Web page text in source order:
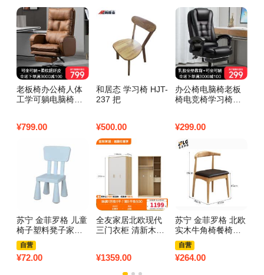
老板椅办公椅人体
工学可躺电脑椅子
椅 【琥珀色】耐磨
¥799.00
和居态 学习椅 HJT-
237 把
¥500.00
办公椅电脑椅老板
椅电竞椅学习椅子
【尼龙脚】黑色+乳
胶坐垫 靠背
¥299.00
苏宁 金菲罗格 儿童
椅子塑料凳子家用
椅子宝宝靠背椅户
外椅子 淡蓝
自营
¥72.00
全友家居北欧现代
三门衣柜 清新木纹
木木纹A款】三门衣
¥1359.00
苏宁 金菲罗格 北欧
实木牛角椅餐椅家
用靠背椅休闲椅子
原木色牛角椅
自营
¥264.00